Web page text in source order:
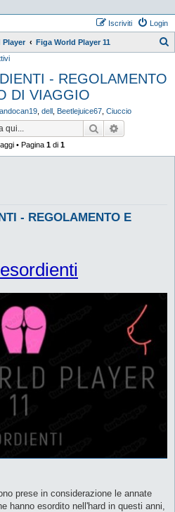
Login
Iscriviti
Player Figa World Player 11
- REGOLAMENTO
DI VIAGGIO
dell Beetlejuice67 Ciuccio
Cerca
• Pagina 1 di 1
- REGOLAMENTO E
prese in considerazione le annate
hanno esordito nell'hard in questi anni,